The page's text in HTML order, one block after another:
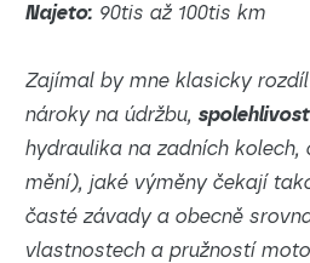
Najeto: 90tis až 100tis km
Zajímal by mne klasicky
nároky na údržbu, spolehlivost
hydraulika na zadních
mění), jaké výměny čekají
časté závady a obecně
vlastnostech a pružností